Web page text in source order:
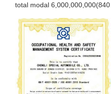
total modal 6,000,000,000(840